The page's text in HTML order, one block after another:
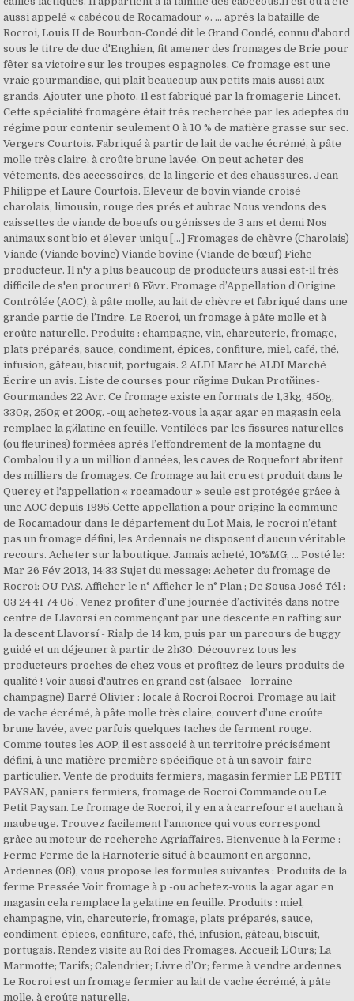
aussi appelé « cabécou de Rocamadour ». ... après la bataille de
Rocroi, Louis II de Bourbon-Condé dit le Grand Condé, connu d'abord
sous le titre de duc d'Enghien, fit amener des fromages de Brie pour
fêter sa victoire sur les troupes espagnoles. Ce fromage est une
vraie gourmandise, qui plaît beaucoup aux petits mais aussi aux
grands. Ajouter une photo. Il est fabriqué par la fromagerie Lincet.
Cette spécialité fromagère était très recherchée par les adeptes du
régime pour contenir seulement 0 à 10 % de matière grasse sur sec.
Vergers Courtois. Fabriqué à partir de lait de vache écrémé, à pâte
molle très claire, à croûte brune lavée. On peut acheter des
vêtements, des accessoires, de la lingerie et des chaussures. Jean-
Philippe et Laure Courtois. Eleveur de bovin viande croisé
charolais, limousin, rouge des prés et aubrac Nous vendons des
caissettes de viande de boeufs ou génisses de 3 ans et demi Nos
animaux sont bio et élever uniqu [...] Fromages de chèvre (Charolais)
Viande (Viande bovine) Viande bovine (Viande de bœuf) Fiche
producteur. Il n'y a plus beaucoup de producteurs aussi est-il très
difficile de s'en procurer! 6 Fйvr. Fromage d’Appellation d’Origine
Contrôlée (AOC), à pâte molle, au lait de chèvre et fabriqué dans une
grande partie de l’Indre. Le Rocroi, un fromage à pâte molle et à
croûte naturelle. Produits : champagne, vin, charcuterie, fromage,
plats préparés, sauce, condiment, épices, confiture, miel, café, thé,
infusion, gâteau, biscuit, portugais. 2 ALDI Marché ALDI Marché
Écrire un avis. Liste de courses pour rйgime Dukan Protйines-
Gourmandes 22 Avr. Ce fromage existe en formats de 1,3kg, 450g,
330g, 250g et 200g. -oщ achetez-vous la agar agar en magasin cela
remplace la gйlatine en feuille. Ventilées par les fissures naturelles
(ou fleurines) formées après l’effondrement de la montagne du
Combalou il y a un million d’années, les caves de Roquefort abritent
des milliers de fromages. Ce fromage au lait cru est produit dans le
Quercy et l'appellation « rocamadour » seule est protégée grâce à
une AOC depuis 1995.Cette appellation a pour origine la commune
de Rocamadour dans le département du Lot Mais, le rocroi n’étant
pas un fromage défini, les Ardennais ne disposent d’aucun véritable
recours. Acheter sur la boutique. Jamais acheté, 10%MG, ... Posté le:
Mar 26 Fév 2013, 14:33 Sujet du message: Acheter du fromage de
Rocroi: OU PAS. Afficher le n° Afficher le n° Plan ; De Sousa José Tél :
03 24 41 74 05 . Venez profiter d’une journée d’activités dans notre
centre de Llavorsí en commençant par une descente en rafting sur
la descent Llavorsí - Rialp de 14 km, puis par un parcours de buggy
guidé et un déjeuner à partir de 2h30. Découvrez tous les
producteurs proches de chez vous et profitez de leurs produits de
qualité ! Voir aussi d'autres en grand est (alsace - lorraine -
champagne) Barré Olivier : locale à Rocroi Rocroi. Fromage au lait
de vache écrémé, à pâte molle très claire, couvert d’une croûte
brune lavée, avec parfois quelques taches de ferment rouge.
Comme toutes les AOP, il est associé à un territoire précisément
défini, à une matière première spécifique et à un savoir-faire
particulier. Vente de produits fermiers, magasin fermier LE PETIT
PAYSAN, paniers fermiers, fromage de Rocroi Commande ou Le
Petit Paysan. Le fromage de Rocroi, il y en a à carrefour et auchan à
maubeuge. Trouvez facilement l'annonce qui vous correspond
grâce au moteur de recherche Agriaffaires. Bienvenue à la Ferme :
Ferme Ferme de la Harnoterie situé à beaumont en argonne,
Ardennes (08), vous propose les formules suivantes : Produits de la
ferme Pressée Voir fromage à p -ou achetez-vous la agar agar en
magasin cela remplace la gelatine en feuille. Produits : miel,
champagne, vin, charcuterie, fromage, plats préparés, sauce,
condiment, épices, confiture, café, thé, infusion, gâteau, biscuit,
portugais. Rendez visite au Roi des Fromages. Accueil; L’Ours; La
Marmotte; Tarifs; Calendrier; Livre d’Or; ferme à vendre ardennes
Le Rocroi est un fromage fermier au lait de vache écrémé, à pâte
molle, à croûte naturelle.